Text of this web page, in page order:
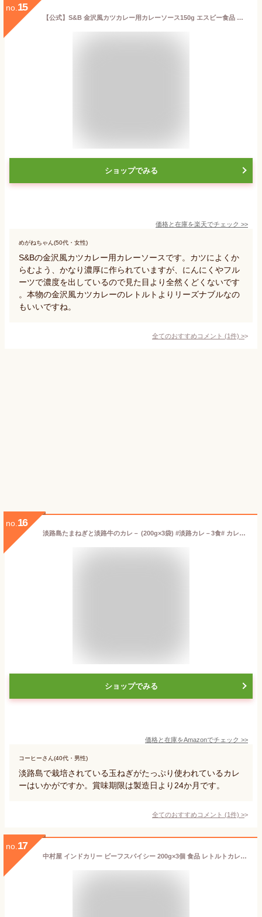
no. 15
【公式】S&B 金沢風カツカレー用カレーソース150g エスビー食品 公式 レトルトカレー
ショップでみる
価格と在庫を楽天でチェック >>
めがねちゃん(50代・女性)
S&Bの金沢風カツカレー用カレーソースです。カツによくか
らむよう、かなり濃厚に作られていますが、にんにくやフル
ーツで濃度を出しているので見た目より全然くどくないです
。本物の金沢風カツカレーのレトルトよりリーズナブルなの
もいいですね。
全てのおすすめコメント (1件) >
no. 16
淡路島たまねぎと淡路牛のカレ－ (200g×3袋) #淡路カレ－3食# カレー 中辛 淡路牛 淡路島 たまねぎ 玉葱 玉ねぎ カレー3個セット
ショップでみる
価格と在庫をAmazonでチェック >>
コーヒーさん(40代・男性)
淡路島で栽培されている玉ねぎがたっぷり使われているカレ
ーはいかがですか。賞味期限は製造日より24か月です。
全てのおすすめコメント (1件) >
no. 17
中村屋 インドカリー ビーフスパイシー 200g×3個 食品 レトルトカレー ビーフカレー レトルト食品 パウチ お手軽